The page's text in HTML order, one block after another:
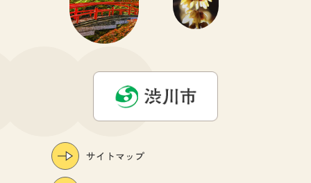
サイトマップ